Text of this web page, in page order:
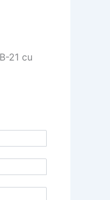
21 cu